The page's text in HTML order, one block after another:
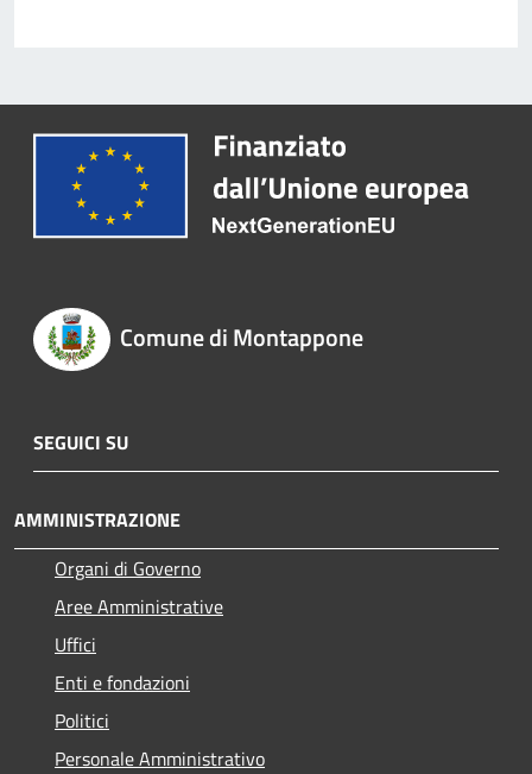
Comune di Montappone
SEGUICI SU
AMMINISTRAZIONE
Organi di Governo
Aree Amministrative
Uffici
Enti e fondazioni
Politici
Personale Amministrativo